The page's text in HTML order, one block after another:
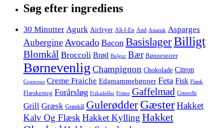
Søg efter ingrediens
30 Minutter Agurk Airfryer Alt-I-En And Asiatisk Asparges
Aubergine Avocado Bacon BasislagerBilligt
Blomkål Broccoli Brød Bulgur Bær Bønnespirer
Børnevenlig Champignon Chokolade Citron
Couscous Creme Fraiche Edamammebønner Feta Fisk Flæsk
Flæskesteg Forårsløg Frikadeller Fritter Gaffelmad Gnocchi
Grill Græsk Grønkål GulerødderGæsterHakket
Kalv Og Flæsk Hakket Kylling Hakket